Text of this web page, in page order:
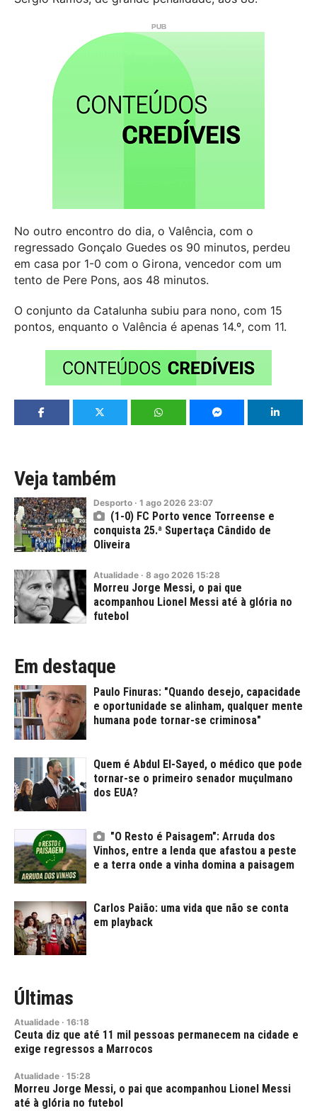
No outro encontro do dia, o Valência, com o
regressado Gonçalo Guedes os 90 minutos, perdeu
em casa por 1-0 com o Girona, vencedor com um
tento de Pere Pons, aos 48 minutos.
O conjunto da Catalunha subiu para nono, com 15
pontos, enquanto o Valência é apenas 14.º, com 11.
Veja também
Desporto · 1 ago 2026 23:07
(1-0) FC Porto vence Torreense e
conquista 25.ª Supertaça Cândido de
Oliveira
Atualidade · 8 ago 2026 15:28
Morreu Jorge Messi, o pai que
acompanhou Lionel Messi até à glória no
futebol
Em destaque
Paulo Finuras: "Quando desejo, capacidade
e oportunidade se alinham, qualquer mente
humana pode tornar-se criminosa"
Quem é Abdul El-Sayed, o médico que pode
tornar-se o primeiro senador muçulmano
dos EUA?
"O Resto é Paisagem": Arruda dos
Vinhos, entre a lenda que afastou a peste
e a terra onde a vinha domina a paisagem
Carlos Paião: uma vida que não se conta
em playback
Últimas
Atualidade · 16:18
Ceuta diz que até 11 mil pessoas permanecem na cidade e
exige regressos a Marrocos
Atualidade · 15:28
Morreu Jorge Messi, o pai que acompanhou Lionel Messi
até à glória no futebol